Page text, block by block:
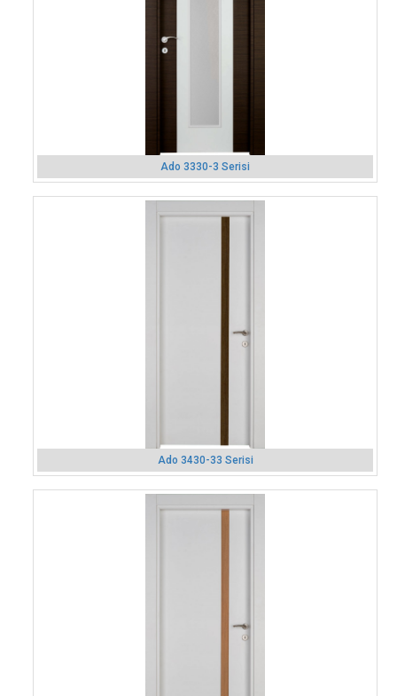
Ado 3330-3 Serisi
Ado 3430-33 Serisi